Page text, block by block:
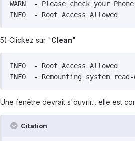
WARN  - Please check your
INFO  - Root Access Allowed
5) Clickez sur "Clean"
INFO  - Root Access Allowed
INFO  - Remounting system
Une fenêtre devrait s'ouvrir... elle est
Citation